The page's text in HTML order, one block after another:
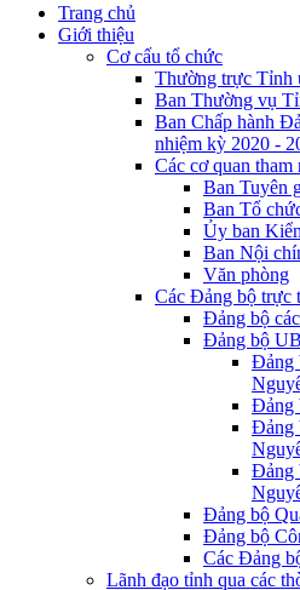
Trang chủ
Giới thiệu
Cơ cấu tổ chức
Thường trực Tỉnh
Ban Thường vụ
Ban Chấp hành
nhiệm kỳ 2020 -
Các cơ quan
Ban Tuyên
Ban Tổ
Ủy ban
Ban Nội
Văn phòng
Các Đảng bộ trực
Đảng bộ
Đảng bộ
Đảng
Đảng
Đảng
Đảng
Đảng bộ
Đảng bộ
Các Đảng
Lãnh đạo tỉnh qua các